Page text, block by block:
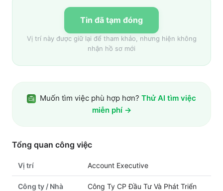
Tin đã tạm đóng
Vị trí này được giữ lại để tham khảo, nhưng hiện không
nhận hồ sơ mới
Muốn tìm việc phù hợp hơn? Thử AI tìm việc
miễn phí →
Tổng quan công việc
Vị trí Account Executive
Công ty / Nhà
Công Ty CP Đầu Tư Và Phát Triển